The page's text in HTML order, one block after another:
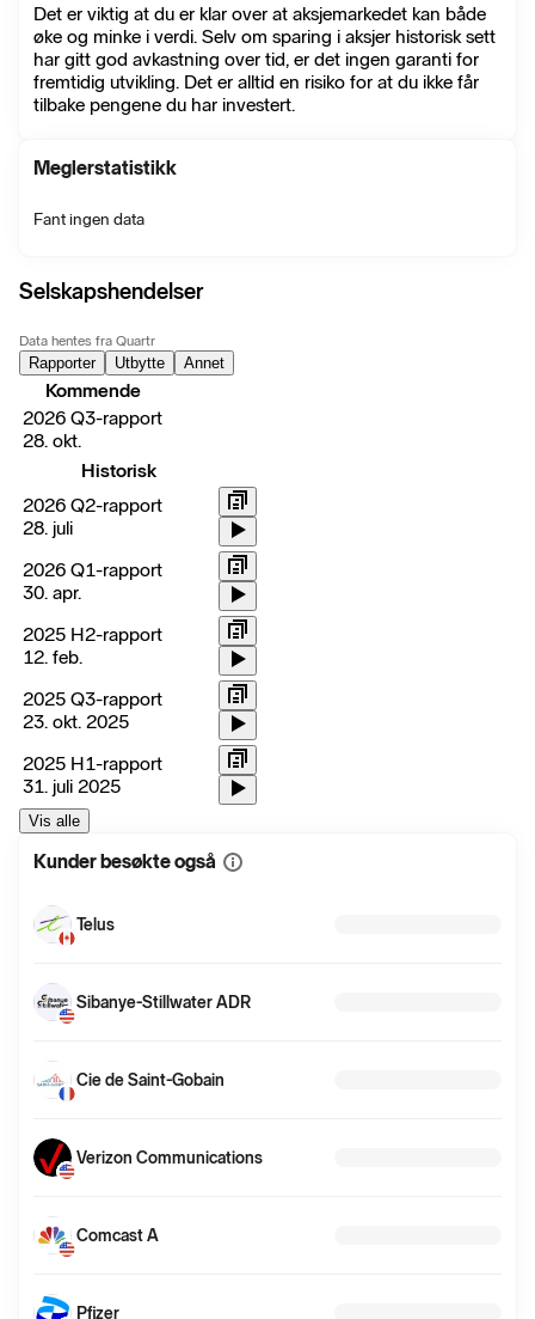
Det er viktig at du er klar over at aksjemarkedet kan både
øke og minke i verdi. Selv om sparing i aksjer historisk sett
har gitt god avkastning over tid, er det ingen garanti for
fremtidig utvikling. Det er alltid en risiko for at du ikke får
tilbake pengene du har investert.
Meglerstatistikk
Fant ingen data
Selskapshendelser
Data hentes fra Quartr
Rapporter Utbytte Annet
Kommende
2026 Q3-rapport
28. okt.
Historisk
2026 Q2-rapport
28. juli
2026 Q1-rapport
30. apr.
2025 H2-rapport
12. feb.
2025 Q3-rapport
23. okt. 2025
2025 H1-rapport
31. juli 2025
Vis alle
Kunder besøkte også Vis
Telus
Sibanye-Stillwater ADR
Cie de Saint-Gobain
Verizon Communications
Comcast A
Pfizer